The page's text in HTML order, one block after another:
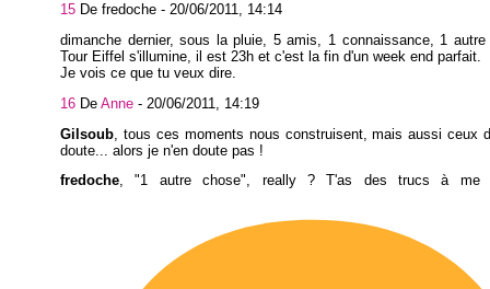
15 De fredoche - 20/06/2011, 14:14
dimanche dernier, sous la pluie, 5 amis, 1 connaissance, 1
Tour Eiffel s'illumine, il est 23h et c'est la fin d'un week end parfait.
Je vois ce que tu veux dire.
16 De Anne - 20/06/2011, 14:19
Gilsoub , tous ces moments nous construisent, mais aussi ceux
doute... alors je n'en doute pas !
fredoche, "1 autre chose", really ? T'as des trucs à me